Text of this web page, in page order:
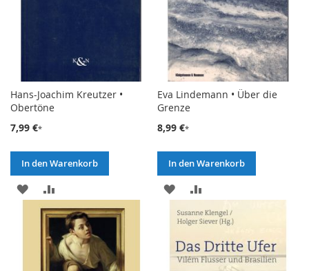
Hans-Joachim Kreutzer •
Obertöne
7,99 €
In den Warenkorb
ZUR
WUNSCHLISTE
HINZUFÜGEN
VERGLEICHSLISTE
HINZUFÜGEN
Eva Lindemann • Über die
Grenze
8,99 €
In den Warenkorb
ZUR
WUNSCHLISTE
VERGLEICHSLISTE
HINZUFÜGEN